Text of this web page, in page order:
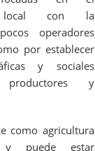
local con la
operadores
por establecer
y sociales
y
como agricultura
y puede estar